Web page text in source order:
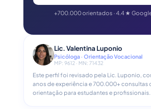
+700.000 orientados · 4.4 ★
Lic. Valentina Luponio
Psicóloga · Orientação Vocacional
MP: 9612 · MN: 71432
Este perfil foi revisado pela Lic. Luponio,
anos de experiência e 700.000+ consultas
orientação para estudantes e profissionais.